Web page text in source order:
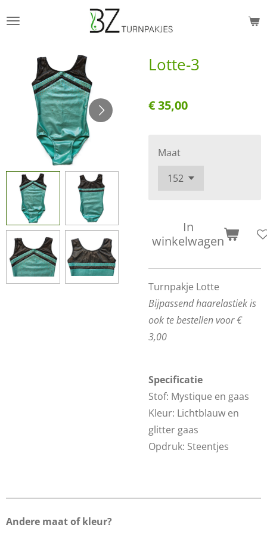
hoofdinhoud
Lotte-3
€ 35,00
Maat
In
winkelwagen
Turnpakje Lotte
Bijpassend haarelastiek is
ook te bestellen voor €
3,00
Specificatie
Stof: Mystique en gaas
Kleur: Lichtblauw en
glitter gaas
Opdruk: Steentjes
Andere maat of kleur?